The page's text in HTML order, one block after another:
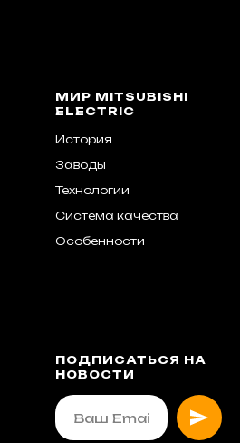
МИР MITSUBISHI
ELECTRIC
История
Заводы
Технологии
Система качества
Особенности
ПОДПИСАТЬСЯ НА
НОВОСТИ